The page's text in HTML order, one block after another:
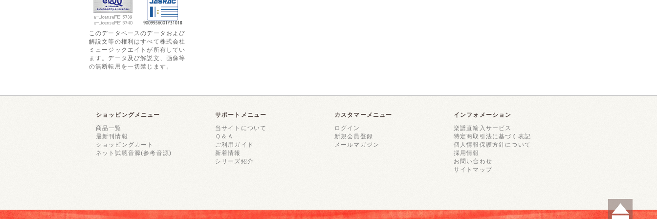
このデータベースのデータおよび
解説文等の権利はすべて株式会社
ミュージックエイトが所有してい
ます。データ及び解説文、画像等
の無断転用を一切禁じます。
ショッピングメニュー
商品一覧
最新刊情報
ショッピングカート
ネット試聴音源(参考音源)
サポートメニュー
当サイトについて
Ｑ＆Ａ
ご利用ガイド
新着情報
シリーズ紹介
カスタマーメニュー
ログイン
新規会員登録
メールマガジン
インフォメーション
楽譜直輸入サービス
特定商取引法に基づく表記
個人情報保護方針について
採用情報
お問い合わせ
サイトマップ